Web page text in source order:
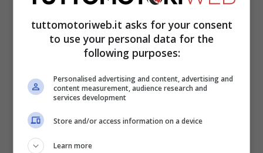
tuttomotoriweb.it asks for your consent
to use your personal data for the
following purposes:
Personalised advertising and content, advertising and
content measurement, audience research and
services development
Store and/or access information on a device
Learn more